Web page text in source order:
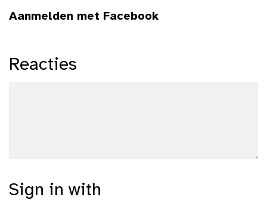
Aanmelden met Facebook
Reacties
Sign in with